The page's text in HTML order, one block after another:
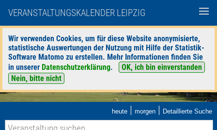
VERANSTALTUNGSKALENDER LEIPZIG
Wir verwenden Cookies, um für diese Website anonymisierte,
statistische Auswertungen der Nutzung mit Hilfe der Statistik-
Software Matomo zu erstellen. Mehr Informationen finden Sie
in unserer Datenschutzerklärung.
OK, ich bin einverstanden
Nein, bitte nicht
heute | morgen | Detaillierte Suche